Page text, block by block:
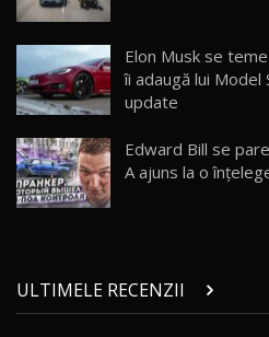
25
mai Exclusiv și
Moldova
32:21
26
AutoBlog.MD
10:57
28
Noul Geely
dotat / Test Drive
Elon Musk se
îi adaugă lui Model
update
Edward Bill se
A ajuns la o
ULTIMELE RECENZII